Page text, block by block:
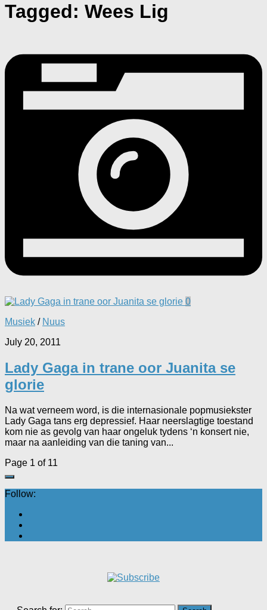
Tagged: Wees Lig
0
Musiek / Nuus
July 20, 2011
Lady Gaga in trane oor Juanita se
glorie
Na wat verneem word, is die internasionale popmusiekster
Lady Gaga tans erg depressief. Haar neerslagtige toestand
kom nie as gevolg van haar ongeluk tydens ‘n konsert nie,
maar na aanleiding van die taning van...
Page 1 of 11
Follow: